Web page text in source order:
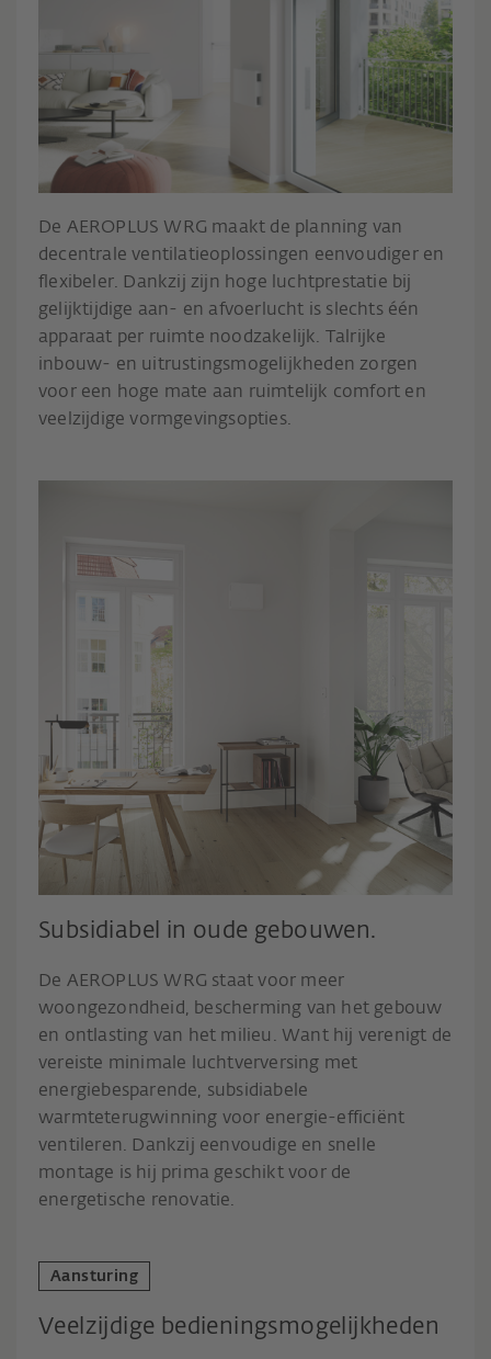
De AEROPLUS WRG maakt de planning van
decentrale ventilatieoplossingen eenvoudiger en
flexibeler. Dankzij zijn hoge luchtprestatie bij
gelijktijdige aan- en afvoerlucht is slechts één
apparaat per ruimte noodzakelijk. Talrijke
inbouw- en uitrustingsmogelijkheden zorgen
voor een hoge mate aan ruimtelijk comfort en
veelzijdige vormgevingsopties.
Subsidiabel in oude gebouwen.
De AEROPLUS WRG staat voor meer
woongezondheid, bescherming van het gebouw
en ontlasting van het milieu. Want hij verenigt de
vereiste minimale luchtverversing met
energiebesparende, subsidiabele
warmteterugwinning voor energie-efficiënt
ventileren. Dankzij eenvoudige en snelle
montage is hij prima geschikt voor de
energetische renovatie.
Aansturing
Veelzijdige bedieningsmogelijkheden